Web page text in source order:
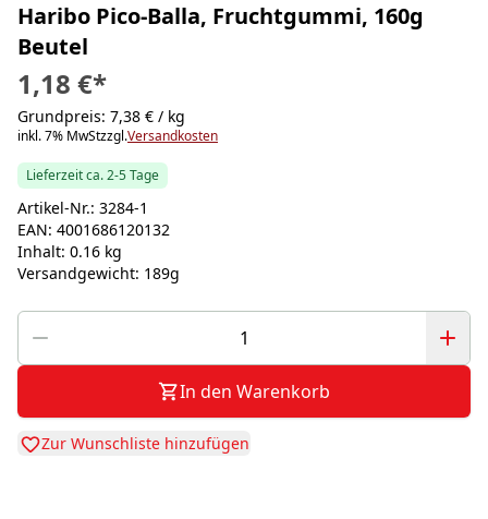
Haribo Pico-Balla, Fruchtgummi, 160g
Beutel
1,18 €*
Grundpreis: 7,38 € / kg
inkl. 7% MwStzzgl.Versandkosten
Lieferzeit ca. 2-5 Tage
Artikel-Nr.: 3284-1
EAN: 4001686120132
Inhalt: 0.16 kg
Versandgewicht: 189g
In den Warenkorb
Zur Wunschliste hinzufügen